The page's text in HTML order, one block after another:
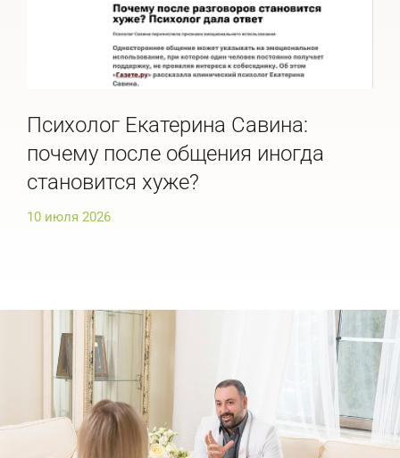
Психолог Екатерина Савина:
почему после общения иногда
становится хуже?
10 июля 2026